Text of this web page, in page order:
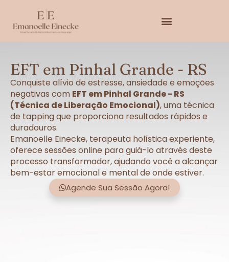
EFT em Pinhal Grande - RS
Conquiste alívio de estresse, ansiedade e emoções
negativas com EFT em Pinhal Grande - RS
(Técnica de Liberação Emocional), uma técnica
de tapping que proporciona resultados rápidos e
duradouros.
Emanoelle Einecke, terapeuta holística experiente,
oferece sessões online para guiá-lo através deste
processo transformador, ajudando você a alcançar
bem-estar emocional e mental de onde estiver.
Agende Sua Sessão Agora!